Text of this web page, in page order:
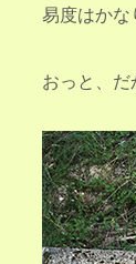
易度はかな
おっと、だ